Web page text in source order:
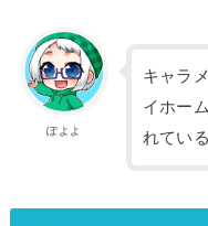
ぽよよ
キャラ
イホー
れてい